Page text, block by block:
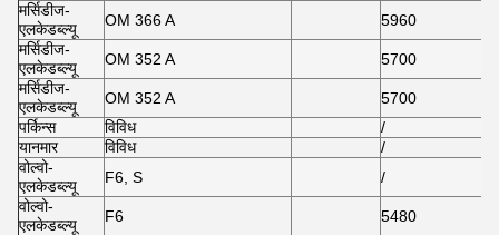
मर्सिडीज-
एलकेडब्ल्यू
OM 366 A
5960
मर्सिडीज-
एलकेडब्ल्यू
OM 352 A
5700
मर्सिडीज-
एलकेडब्ल्यू
OM 352 A
5700
पर्किन्स
विविध
/
यानमार
विविध
/
वोल्वो-
एलकेडब्ल्यू
F6, S
/
वोल्वो-
एलकेडब्ल्यू
F6
5480